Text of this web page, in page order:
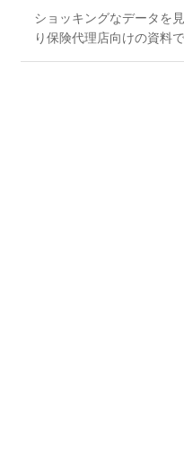
ショッキングなデータを
り保険代理店向けの資料で